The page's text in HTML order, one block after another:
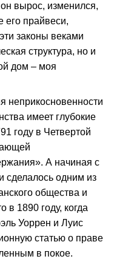
вырос, изменился,
прайвеси,
законы веками
структура, но и
дом – моя
неприкосновенности
имеет глубокие
году в Четвертой
А начиная с
сделалось одним из
общества и
в 1890 году, когда
Уоррен и Луис
статью о праве
в покое.